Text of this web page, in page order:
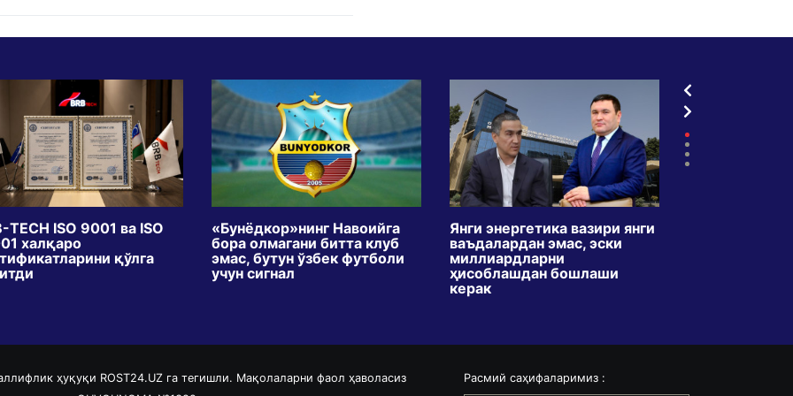
TECH ISO 9001 ва ISO
халқаро
қўлга
«Бунёдкор»нинг Навоийга
бора олмагани битта клуб
эмас, бутун ўзбек футболи
учун сигнал
Янги энергетика вазири янги
ваъдалардан эмас, эски
миллиардларни
ҳисоблашдан бошлаши
керак
ҳуқуқи ROST24.UZ га тегишли. Мақолаларни фаол ҳаволасиз
Расмий саҳифаларимиз :